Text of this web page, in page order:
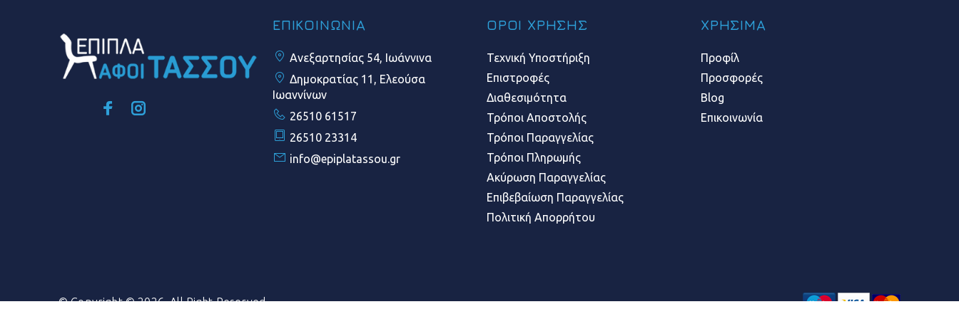
ΕΠΙΚΟΙΝΩΝΙΑ
Ανεξαρτησίας 54, Ιωάννινα
Δημοκρατίας 11, Ελεούσα
Ιωαννίνων
26510 61517
26510 23314
info@epiplatassou.gr
ΟΡΟΙ ΧΡΗΣΗΣ
Τεχνική Υποστήριξη
Επιστροφές
Διαθεσιμότητα
Τρόποι Αποστολής
Τρόποι Παραγγελίας
Τρόποι Πληρωμής
Ακύρωση Παραγγελίας
Επιβεβαίωση Παραγγελίας
Πολιτική Απορρήτου
ΧΡΗΣΙΜΑ
Προφίλ
Προσφορές
Blog
Επικοινωνία
© Copyright © 2026. All Right Reserved.